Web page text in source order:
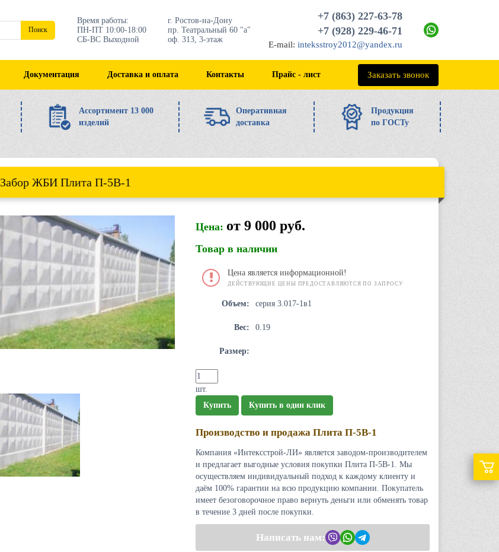
Поиск
Время работы:
ПН-ПТ 10:00-18:00
СБ-ВС Выходной
г. Ростов-на-Дону
пр. Театральный 60 "а"
оф. 313, 3-этаж
+7 (863) 227-63-78
+7 (928) 229-46-71
E-mail: inteksstroy2012@yandex.ru
Документация Доставка и оплата Контакты Прайс - лист +7 (863) 227-63-78
Заказать звонок
Ассортимент 13 000
изделий
Оперативная
доставка
Продукция
по ГОСТу
Забор ЖБИ Плита П-5В-1
Цена: от 9 000 руб.
Товар в наличии
Цена является информационной!
ДЕЙСТВУЮЩИЕ ЦЕНЫ ПРЕДОСТАВЛЯЮТСЯ ПО ЗАПРОСУ
Объем: серия 3.017-1в1
Вес: 0.19
Размер:
шт.
Купить
Купить в один клик
Производство и продажа Плита П-5В-1
Компания «Интексстрой-ЛИ» является заводом-производителем
и предлагает выгодные условия покупки Плита П-5В-1. Мы
осуществляем индивидуальный подход к каждому клиенту и
даём 100% гарантии на всю продукцию компании. Покупатель
имеет безоговорочное право вернуть деньги или обменять товар
в течение 3 дней после покупки.
Написать нам: